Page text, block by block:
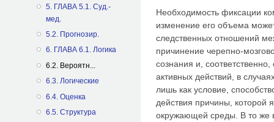
5. ГЛАВА 5.1. Суд.-
мед.
5.2. Прогнозир.
6. ГЛАВА 6.1. Логика
6.2. Вероятн...
6.3. Логические
6.4. Оценка
6.5. Структура
Необходимость фиксации
изменение его объема
следственных отношений
причинение черепно-
сознания и,
активных действий, в
лишь как условие,
действия причины, которой
окружающей среды. В то же